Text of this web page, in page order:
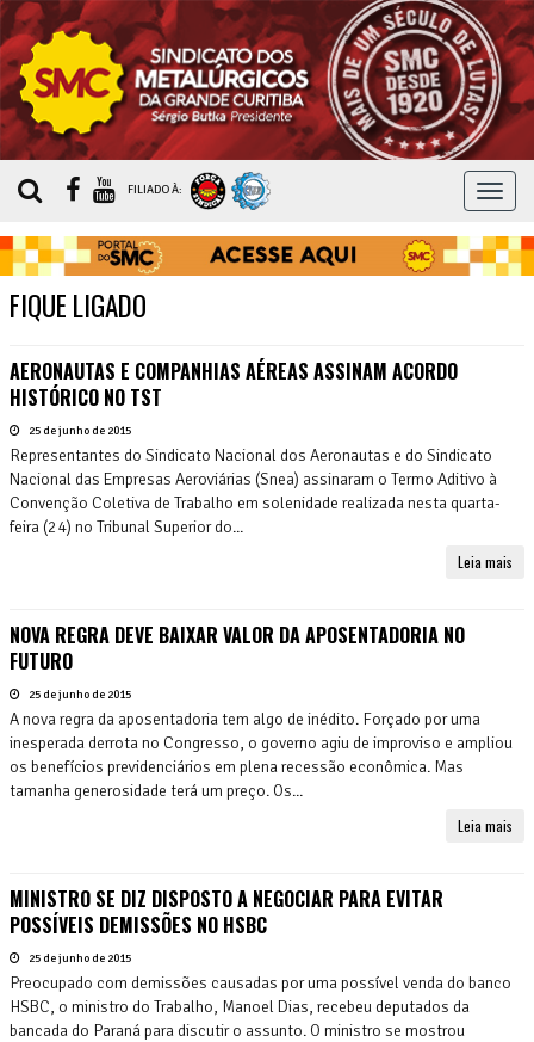
MENU
FILIADO À:
FIQUE LIGADO
AERONAUTAS E COMPANHIAS AÉREAS ASSINAM ACORDO
HISTÓRICO NO TST
25 de junho de 2015
Representantes do Sindicato Nacional dos Aeronautas e do Sindicato
Nacional das Empresas Aeroviárias (Snea) assinaram o Termo Aditivo à
Convenção Coletiva de Trabalho em solenidade realizada nesta quarta-
feira (24) no Tribunal Superior do...
Leia mais
NOVA REGRA DEVE BAIXAR VALOR DA APOSENTADORIA NO
FUTURO
25 de junho de 2015
A nova regra da aposentadoria tem algo de inédito. Forçado por uma
inesperada derrota no Congresso, o governo agiu de improviso e ampliou
os benefícios previdenciários em plena recessão econômica. Mas
tamanha generosidade terá um preço. Os...
Leia mais
MINISTRO SE DIZ DISPOSTO A NEGOCIAR PARA EVITAR
POSSÍVEIS DEMISSÕES NO HSBC
25 de junho de 2015
Preocupado com demissões causadas por uma possível venda do banco
HSBC, o ministro do Trabalho, Manoel Dias, recebeu deputados da
bancada do Paraná para discutir o assunto. O ministro se mostrou